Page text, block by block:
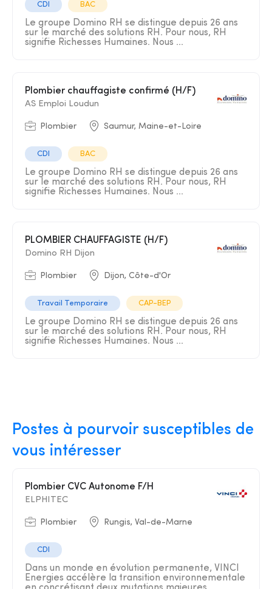
CDI BAC
Le groupe Domino RH se distingue depuis 26 ans
sur le marché des solutions RH. Pour nous, RH
signifie Richesses Humaines. Nous ...
Plombier chauffagiste confirmé (H/F)
AS Emploi Loudun
Plombier Saumur, Maine-et-Loire
CDI BAC
Le groupe Domino RH se distingue depuis 26 ans
sur le marché des solutions RH. Pour nous, RH
signifie Richesses Humaines. Nous ...
PLOMBIER CHAUFFAGISTE (H/F)
Domino RH Dijon
Plombier Dijon, Côte-d'Or
Travail Temporaire CAP-BEP
Le groupe Domino RH se distingue depuis 26 ans
sur le marché des solutions RH. Pour nous, RH
signifie Richesses Humaines. Nous ...
Postes à pourvoir susceptibles de
vous intéresser
Plombier CVC Autonome F/H
ELPHITEC
Plombier Rungis, Val-de-Marne
CDI
Dans un monde en évolution permanente, VINCI
Energies accélère la transition environnementale